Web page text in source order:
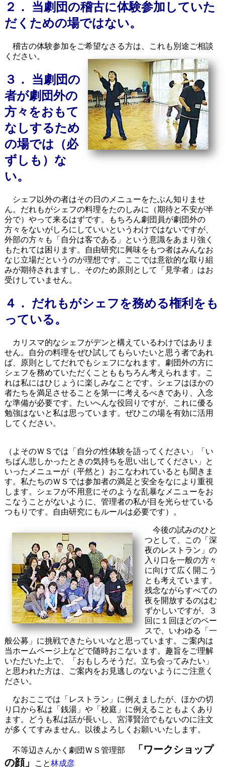
２． 当劇団の稽古に体験参加していた
だくための場ではない。
稽古の体験参加をご希望なさる方は、これも別途ご相談
ください。
３． 当劇団の
者が劇団外の
方々をおもて
なしするため
の場では（必
ずしも）な
い。
シェフ以外の者はその日のメニューをたぶん知りませ
ん。だれもがシェフの料理をたのしみに（期待と不安が半
分で）やって来るはずです。もちろん劇団員が劇団外の
方々をないがしろにしていいというわけではないですが、
外部の方々も「自分は客である」という意識をあまり強く
もたれては困ります。自由研究に興味をもつ者はみんなお
なじ立場だというのが理想です。ここでは意欲的な取り組
みが期待されますし、そのため原則として「見学者」はお
受けしていません。
４． だれもがシェフを務める権利をも
っている。
カリスマ的なシェフがデンと構えているわけではありま
せん。自分の料理をぜひ試してもらいたいと思う者であれ
ば、原則としてだれでもシェフになれます。劇団外の方に
シェフを務めていただくことももちろん考えられます。こ
れは私にはひじょうに楽しみなことです。シェフはほかの
者たちを満足させることを第一に考えるべきであり、入念
な準備が必要です。たいへんな役回りですが、これに優る
勉強はないと私は思っています。ぜひこの場を有効に活用
してください。
（よそのＷＳでは「自分の性体験を語ってください」「い
ちばん悲しかったときの気持ちを思い出してください」と
いったメニューが（平然と）おこなわれているとも聞きま
す。私たちのＷＳでは参加者の満足と安全をなにより重視
します。シェフが不用意にそのような乱暴なメニューをお
こなうことがないように、管理者の私が目を光らせている
つもりです。自由研究にもルールは必要です）。
今後の試みのひと
つとして、この「深
夜のレストラン」の
入り口を一般の方々
に向けて広く開こう
とも考えています。
残念ながらすべての
夜を開放するのはむ
ずかしいですが、３
回に１回ほどのペー
スで、いわゆる「一
般公募」に挑戦できたらいいなと思っています。ご案内は
当ホームページ上などで随時おこないます。趣旨をご理解
いただいた上で、「おもしろそうだ。立ち会ってみたい」
と思われた方は、ご案内をお見逃しのないようにご注意く
ださい。
なおここでは「レストラン」に例えましたが、ほかの切
り口から私は「銭湯」や「校庭」に例えることもよくあり
ます。どうも私は話が長いし、宮澤賢治でもないのに注文
が多くてすみません。以後よろしくお願いいたします。
不等辺さんかく劇団ＷＳ管理部
「ワークショップ
の顔」
こと林成彦